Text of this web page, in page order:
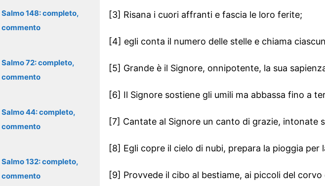
[3] Risana i cuori affranti e fascia le loro ferite;
[4] egli conta il numero delle stelle e chiama
[5] Grande è il Signore, onnipotente, la sua
[6] Il Signore sostiene gli umili ma abbassa fino a
[7] Cantate al Signore un canto di grazie, intonate
[8] Egli copre il cielo di nubi, prepara la pioggia per
[9] Provvede il cibo al bestiame, ai piccoli del corvo
Salmo 148: completo,
commento
Salmo 72: completo,
commento
Salmo 44: completo,
commento
Salmo 132: completo,
commento